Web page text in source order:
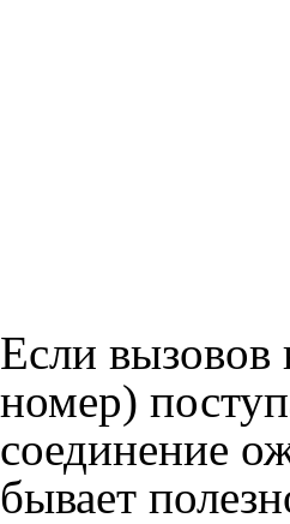
Если вызовов
номер)
соединение
бывает